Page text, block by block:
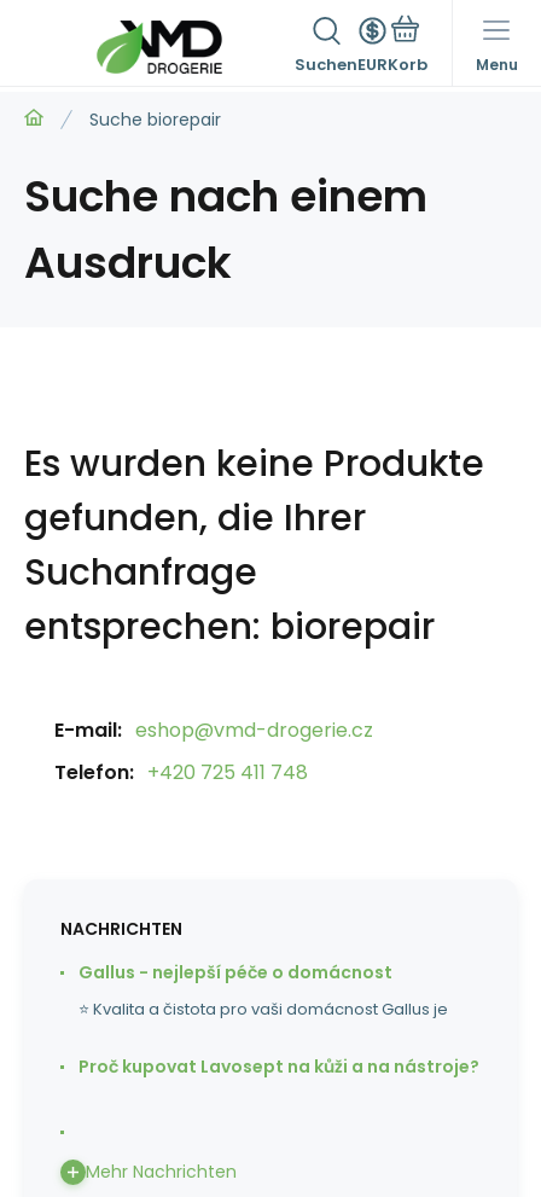
SuchenEUR Menu
Suche biorepair
Suche nach einem
Ausdruck
Es wurden keine Produkte
gefunden, die Ihrer
Suchanfrage
entsprechen: biorepair
E-mail: eshop@vmd-drogerie.cz
Telefon: +420 725 411 748
NACHRICHTEN
Gallus - nejlepší péče o domácnost
⭐ Kvalita a čistota pro vaši domácnost Gallus je
Proč kupovat Lavosept na kůži a na nástroje?
Mehr Nachrichten